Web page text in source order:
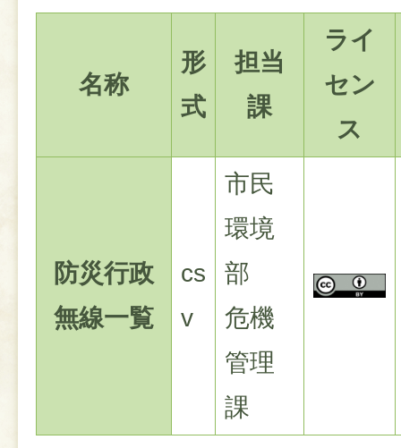
名称
形
式
担当
課
ライ
セン
ス
防災行政
無線一覧
cs
v
市民
環境
部
危機
管理
課